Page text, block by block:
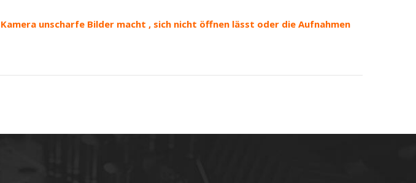
unscharfe Bilder macht , sich nicht öffnen lässt oder die Aufnahmen